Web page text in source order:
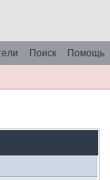
Помощь
Поиск